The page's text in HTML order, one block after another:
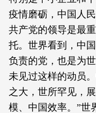
疫情磨砺，中国人
共产党的领导是最
托。世界看到，中
负责的党，也是为
未见过这样的动员
之大，世所罕见，
模、中国效率。”世